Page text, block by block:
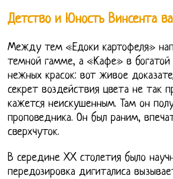
Детство и Юность Винсента
Между тем «Едоки картофеля»
темной гамме, а «Кафе» в
нежных красок: вот живое
секрет воздействия цвета не так
кажется неискушенным. Там он
проповедника. Он был раним,
сверхчуток.
В середине XX столетия было
передозировка дигиталиса